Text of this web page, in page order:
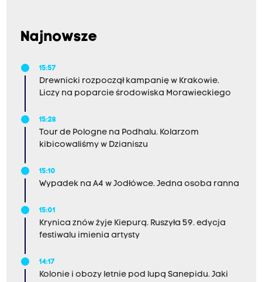
Najnowsze
15:57
Drewnicki rozpoczął kampanię w Krakowie.
Liczy na poparcie środowiska Morawieckiego
15:28
Tour de Pologne na Podhalu. Kolarzom
kibicowaliśmy w Dzianiszu
15:10
Wypadek na A4 w Jodłówce. Jedna osoba ranna
15:01
Krynica znów żyje Kiepurą. Ruszyła 59. edycja
festiwalu imienia artysty
14:17
Kolonie i obozy letnie pod lupą Sanepidu. Jaki